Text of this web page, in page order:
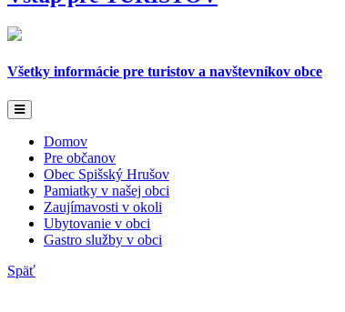
Všetky informácie pre turistov a navštevníkov obce
Domov
Pre občanov
Obec Spišský Hrušov
Pamiatky v našej obci
Zaujímavosti v okoli
Ubytovanie v obci
Gastro služby v obci
Späť